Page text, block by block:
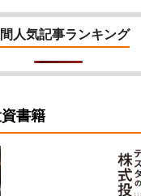
人気記事ランキング
書籍